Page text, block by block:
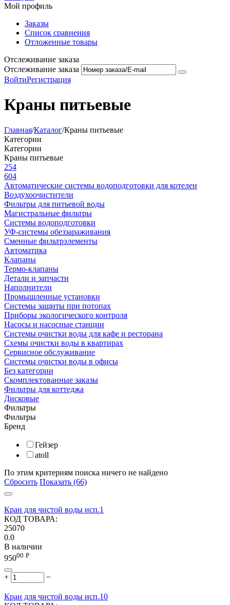
Мой профиль
Заказы
Список сравнения
Отложенные товары
Отслеживание заказа
Отслеживание заказа
ВойтиРегистрация
Краны питьевые
Главная/Каталог/Краны питьевые
Категории
Категории
Краны питьевые
254
604
Автоматические системы водоподготовки для котелен
Воздухоочистители
Фильтры для питьевой воды
Магистральные фильтры
Системы водоподготовки
УФ-системы обеззараживания
Сменные фильтрэлементы
Автоматика
Клапаны
Термо-клапаны
Детали и запчасти
Наполнители
Промышленные установки
Системы защиты при потопах
Приборы экологического контроля
Насосы и насосные станции
Системы очистки воды для кафе и ресторана
Схемы очистки воды в квартирах
Сервисное обслуживание
Системы очистки воды в офисы
Без категории
Скомплектованные заказы
Фильтры для коттеджа
Дисковые
Фильтры
Фильтры
Бренд
Гейзер
atoll
По этим критериям поиска ничего не найдено
Сбросить Показать (66)
Кран для чистой воды исп.1
КОД ТОВАРА:
25070
0.0
В наличии
95000 Р
+ −
Кран для чистой воды исп.10